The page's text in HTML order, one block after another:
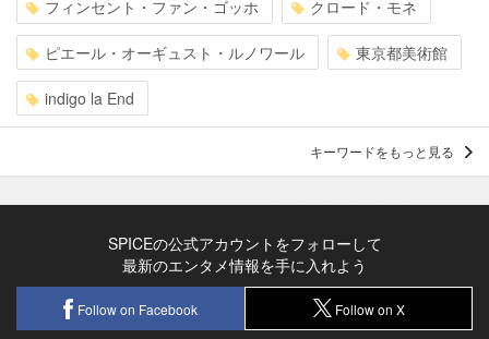
フィンセント・ファン・ゴッホ クロード・モネ
ピエール・オーギュスト・ルノワール 東京都美術館
indigo la End
キーワードをもっと見る
SPICEの公式アカウントをフォローして
最新のエンタメ情報を手に入れよう
Follow on Facebook Follow on X